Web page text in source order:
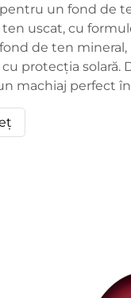
un fond de
uscat, cu
de ten
protecția
machiaj perfect în